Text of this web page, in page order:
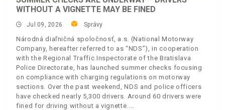
WITHOUT A VIGNETTE MAY BE FINED
Jul 09, 2026 Správy
Národná diaľničná spoločnosť, a.s. (National Motorway
Company, hereafter referred to as “NDS”), in cooperation
with the Regional Traffic Inspectorate of the Bratislava
Police Directorate, has launched summer checks focusing
on compliance with charging regulations on motorway
sections. Over the past weekend, NDS and police officers
have checked nearly 5,300 drivers. Around 60 drivers were
fined for driving without a vignette.